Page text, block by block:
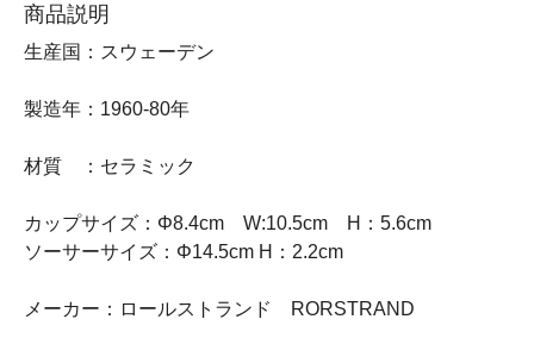
商品説明
生産国：スウェーデン
製造年：1960-80年
材質 ：セラミック
カップサイズ：Φ8.4cm W:10.5cm H：5.6cm
ソーサーサイズ：Φ14.5cm H：2.2cm
メーカー：ロールストランド RORSTRAND